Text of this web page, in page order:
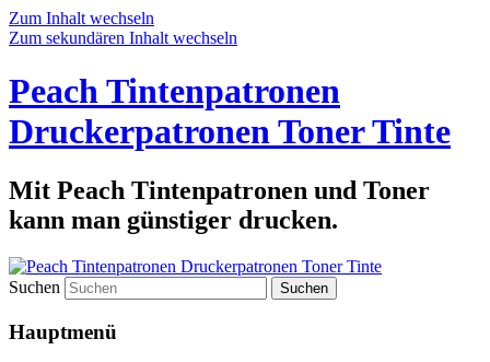
Zum Inhalt wechseln
Zum sekundären Inhalt wechseln
Peach Tintenpatronen
Druckerpatronen Toner Tinte
Mit Peach Tintenpatronen und Toner
kann man günstiger drucken.
Suchen
Hauptmenü